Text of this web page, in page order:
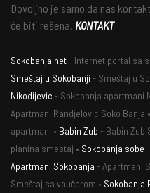
Dovoljno je samo da nas
će biti rešena. KONTAKT
Sokobanja.net- Internet portal sa
Smeštaj u Sokobanji - Smeštaj u
Nikodijevic - Sokobanja apartmani
Apartmani Randjelovic Soko Banja •
apartmani • Babin Zub - Babin Zub
planina smestaj • Sokobanja sobe
Apartmani Sokobanja - Apartmani
Smeštaj sa vaučerom • Sokobanja